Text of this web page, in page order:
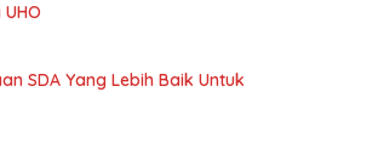
SDA Yang Lebih Baik Untuk